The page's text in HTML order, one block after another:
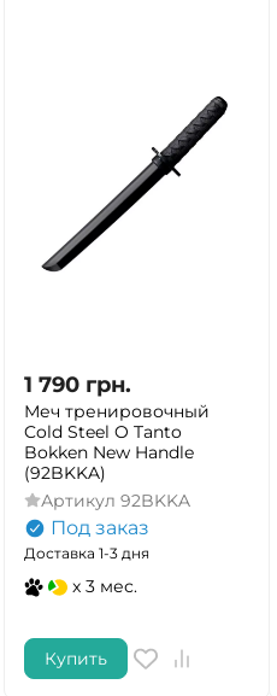
1 790 грн.
Меч тренировочный
Cold Steel O Tanto
Bokken New Handle
(92BKKA)
Артикул 92BKKA
Под заказ
Доставка 1-3 дня
x 3 мес.
Купить